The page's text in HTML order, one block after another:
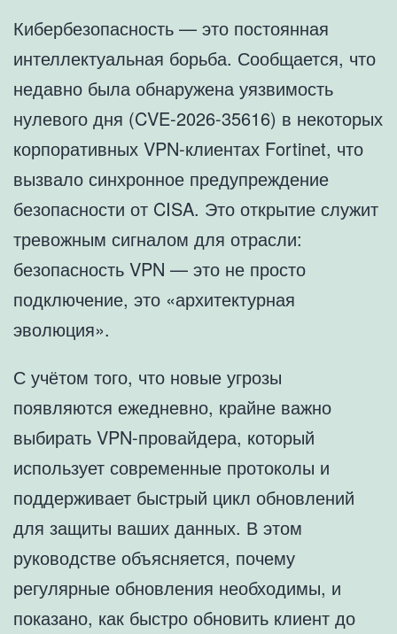
Кибербезопасность — это постоянная
интеллектуальная борьба. Сообщается, что
недавно была обнаружена уязвимость
нулевого дня (CVE-2026-35616) в некоторых
корпоративных VPN-клиентах Fortinet, что
вызвало синхронное предупреждение
безопасности от CISA. Это открытие служит
тревожным сигналом для отрасли:
безопасность VPN — это не просто
подключение, это «архитектурная
эволюция».
С учётом того, что новые угрозы
появляются ежедневно, крайне важно
выбирать VPN-провайдера, который
использует современные протоколы и
поддерживает быстрый цикл обновлений
для защиты ваших данных. В этом
руководстве объясняется, почему
регулярные обновления необходимы, и
показано, как быстро обновить клиент до